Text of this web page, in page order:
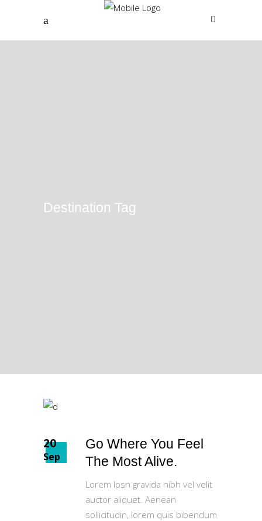
Destination Tag
20
Sep
Go Where You Feel
The Most Alive.
Lorem Ipsn gravida nibh vel velit
auctor aliquet. Aenean
sollicitudin, lorem quis bibendum